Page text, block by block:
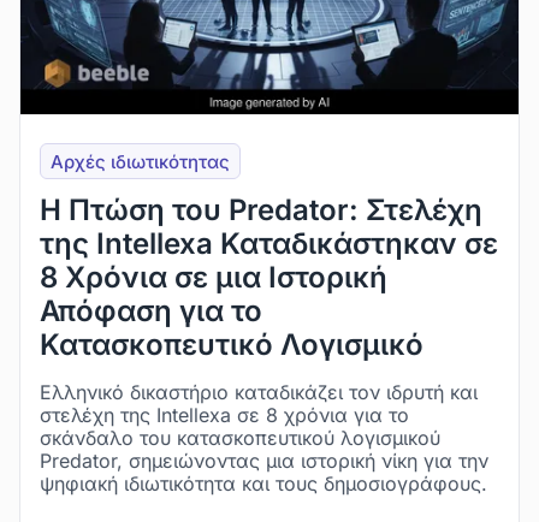
Αρχές ιδιωτικότητας
Η Πτώση του Predator: Στελέχη
της Intellexa Καταδικάστηκαν σε
8 Χρόνια σε μια Ιστορική
Απόφαση για το
Κατασκοπευτικό Λογισμικό
Ελληνικό δικαστήριο καταδικάζει τον ιδρυτή και
στελέχη της Intellexa σε 8 χρόνια για το
σκάνδαλο του κατασκοπευτικού λογισμικού
Predator, σημειώνοντας μια ιστορική νίκη για την
ψηφιακή ιδιωτικότητα και τους δημοσιογράφους.